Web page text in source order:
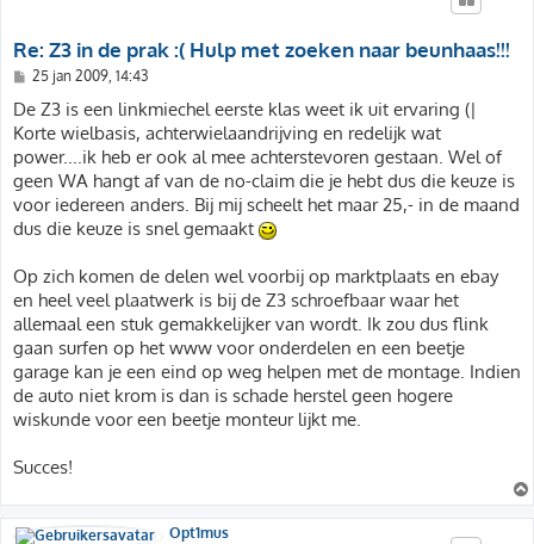
Re: Z3 in de prak :( Hulp met zoeken naar beunhaas!!!
B
r
i
c
h
t
25 jan 2009, 14:43
De Z3 is een linkmiechel eerste klas weet ik uit ervaring (|
Korte wielbasis, achterwielaandrijving en redelijk wat
power....ik heb er ook al mee achterstevoren gestaan. Wel of
geen WA hangt af van de no-claim die je hebt dus die keuze is
voor iedereen anders. Bij mij scheelt het maar 25,- in de maand
dus die keuze is snel gemaakt
Op zich komen de delen wel voorbij op marktplaats en ebay
en heel veel plaatwerk is bij de Z3 schroefbaar waar het
allemaal een stuk gemakkelijker van wordt. Ik zou dus flink
gaan surfen op het www voor onderdelen en een beetje
garage kan je een eind op weg helpen met de montage. Indien
de auto niet krom is dan is schade herstel geen hogere
wiskunde voor een beetje monteur lijkt me.
Succes!
Opt1mus